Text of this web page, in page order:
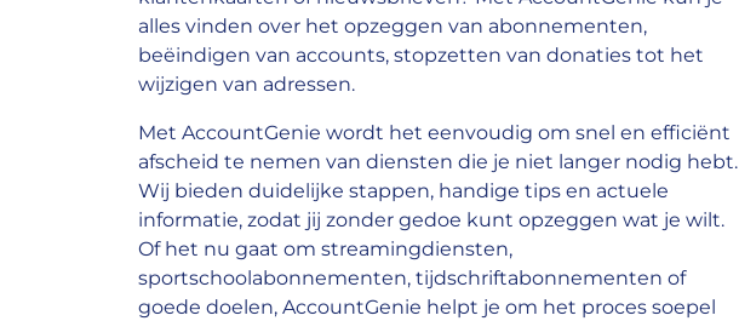
alles vinden over het opzeggen van abonnementen,
beëindigen van accounts, stopzetten van donaties tot het
wijzigen van adressen.
Met AccountGenie wordt het eenvoudig om snel en efficiënt
afscheid te nemen van diensten die je niet langer nodig hebt.
Wij bieden duidelijke stappen, handige tips en actuele
informatie, zodat jij zonder gedoe kunt opzeggen wat je wilt.
Of het nu gaat om streamingdiensten,
sportschoolabonnementen, tijdschriftabonnementen of
goede doelen, AccountGenie helpt je om het proces soepel